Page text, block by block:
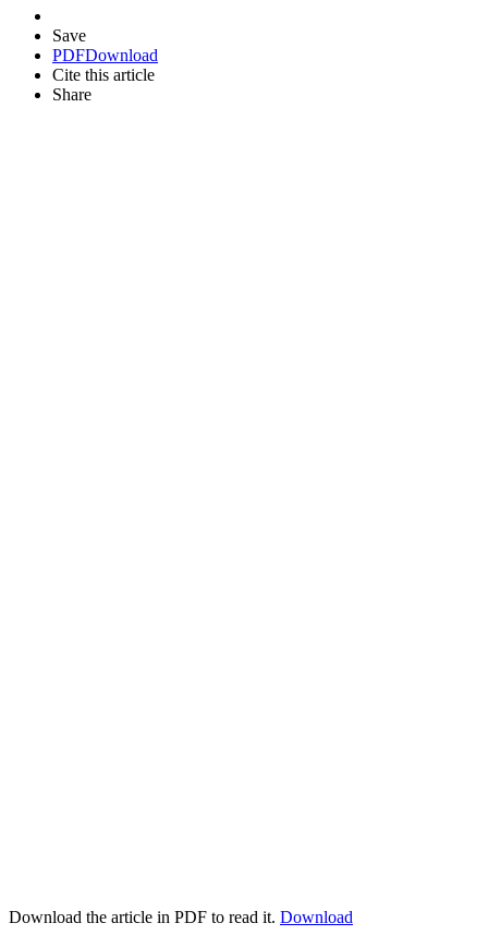
Save
PDFDownload
Cite this article
Share
Download the article in PDF to read it. Download